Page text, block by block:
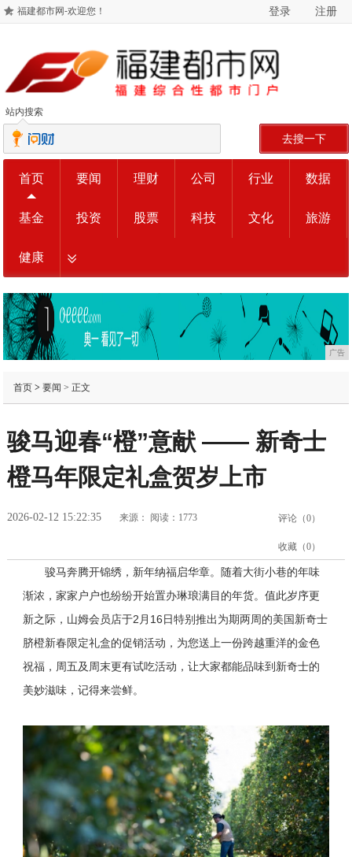
福建都市网-欢迎您！ 登录 注册
站内搜索
去搜一下
首页 要闻 理财 公司 行业 数据
基金 投资 股票 科技 文化 旅游
健康
广告
首页> 要闻 > 正文
骏马迎春“橙”意献 —— 新奇士
橙马年限定礼盒贺岁上市
2026-02-12 15:22:35 来源： 阅读：1773 评论（0）
收藏（0）
骏马奔腾开锦绣，新年纳福启华章。随着大街小巷的年味
渐浓，家家户户也纷纷开始置办琳琅满目的年货。值此岁序更
新之际，山姆会员店于2月16日特别推出为期两周的美国新奇士
脐橙新春限定礼盒的促销活动，为您送上一份跨越重洋的金色
祝福，周五及周末更有试吃活动，让大家都能品味到新奇士的
美妙滋味，记得来尝鲜。